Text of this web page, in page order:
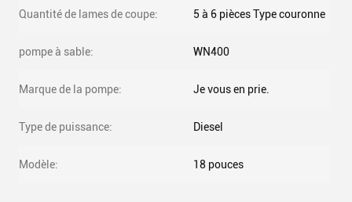
Quantité de lames de coupe: 5 à 6 pièces Type couronne
pompe à sable: WN400
Marque de la pompe: Je vous en prie.
Type de puissance: Diesel
Modèle: 18 pouces